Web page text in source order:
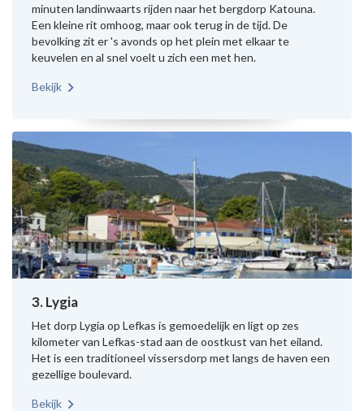
minuten landinwaarts rijden naar het bergdorp Katouna.
Een kleine rit omhoog, maar ook terug in de tijd. De
bevolking zit er 's avonds op het plein met elkaar te
keuvelen en al snel voelt u zich een met hen.
Bekijk
3. Lygia
Het dorp Lygia op Lefkas is gemoedelijk en ligt op zes
kilometer van Lefkas-stad aan de oostkust van het eiland.
Het is een traditioneel vissersdorp met langs de haven een
gezellige boulevard.
Bekijk